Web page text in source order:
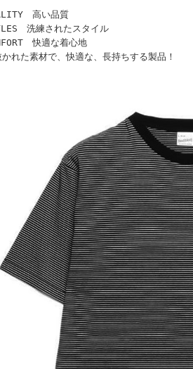
高い品質
洗練されたスタイル
快適な着心地
れた素材で、快適な、長持ちする製品！